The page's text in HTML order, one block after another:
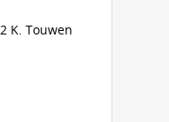
K. Touwen